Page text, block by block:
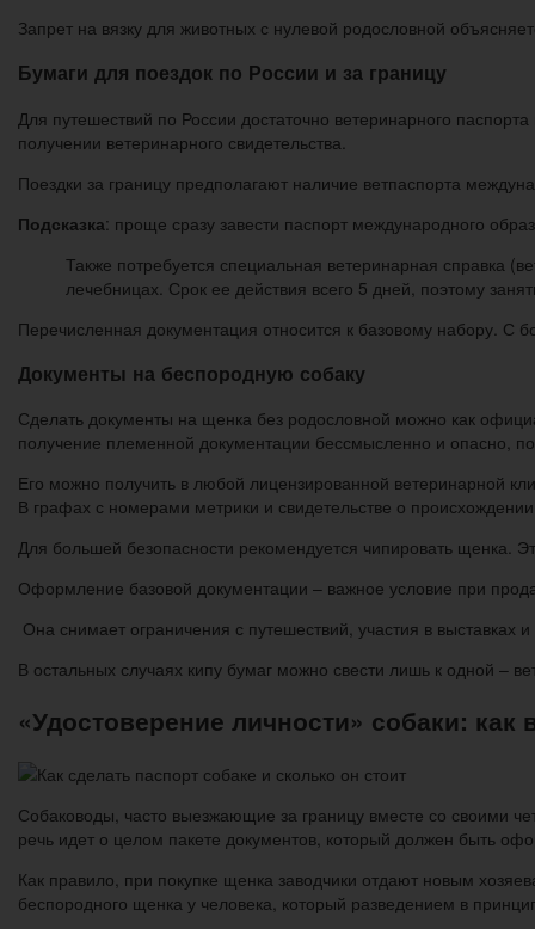
Запрет на вязку для животных с нулевой родословной
Бумаги для поездок по России и за границу
Для путешествий по России достаточно ветеринарного
получении ветеринарного свидетельства.
Поездки за границу предполагают наличие ветпаспорта
Подсказка: проще сразу завести паспорт международного
Также потребуется специальная ветеринарная справка
лечебницах. Срок ее действия всего 5 дней, поэтому
Перечисленная документация относится к базовому набору.
Документы на беспородную собаку
Сделать документы на щенка без родословной можно как
получение племенной документации бессмысленно и опасно,
Его можно получить в любой лицензированной ветеринарной
В графах с номерами метрики и свидетельстве о
Для большей безопасности рекомендуется чипировать щенка.
Оформление базовой документации – важное условие при
Она снимает ограничения с путешествий, участия в
В остальных случаях кипу бумаг можно свести лишь к одной –
«Удостоверение личности» собаки:
Собаководы, часто выезжающие за границу вместе со своими
речь идет о целом пакете документов, который должен быть
Как правило, при покупке щенка заводчики отдают новым
беспородного щенка у человека, который разведением в